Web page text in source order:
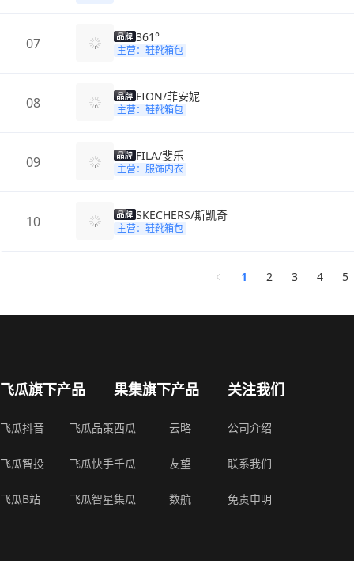
07 361°
主营：鞋靴箱包
08 FION/菲安妮
主营：鞋靴箱包
09 FILA/斐乐
主营：服饰内衣
10 SKECHERS/斯凯奇
主营：鞋靴箱包
1 2 3 4 5
飞瓜旗下产品
飞瓜抖音 飞瓜品策
飞瓜智投 飞瓜快手
飞瓜B站 飞瓜智星
果集旗下产品
西瓜 云略
千瓜 友望
集瓜 数航
关注我们
公司介绍
联系我们
免责申明